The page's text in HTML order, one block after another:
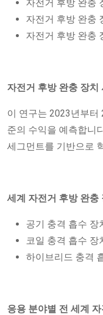
자전거 후방 완충
자전거 후방 완충
자전거 후방 완충
자전거 후방 완충 장치
이 연구는 2023년부터
준의 수익을 예측합니
세그먼트를 기반으로
세계 자전거 후방 완충
공기 충격 흡수 장
코일 충격 흡수 장
하이브리드 충격
응용 분야별 전 세계